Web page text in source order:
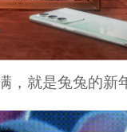
，就是兔兔的新